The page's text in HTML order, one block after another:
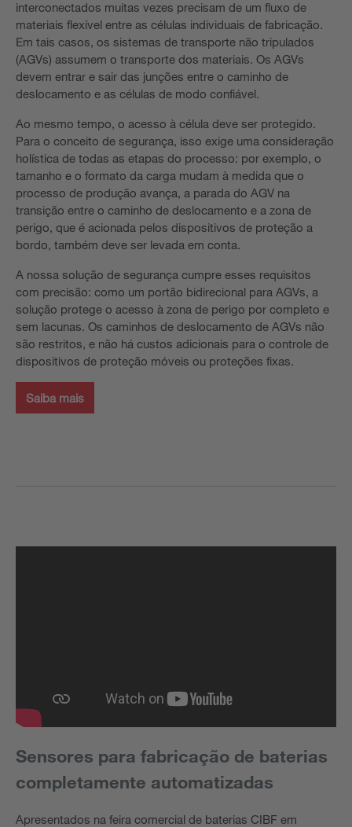
interconectados muitas vezes precisam de um fluxo de
materiais flexível entre as células individuais de fabricação.
Em tais casos, os sistemas de transporte não tripulados
(AGVs) assumem o transporte dos materiais. Os AGVs
devem entrar e sair das junções entre o caminho de
deslocamento e as células de modo confiável.
Ao mesmo tempo, o acesso à célula deve ser protegido.
Para o conceito de segurança, isso exige uma consideração
holística de todas as etapas do processo: por exemplo, o
tamanho e o formato da carga mudam à medida que o
processo de produção avança, a parada do AGV na
transição entre o caminho de deslocamento e a zona de
perigo, que é acionada pelos dispositivos de proteção a
bordo, também deve ser levada em conta.
A nossa solução de segurança cumpre esses requisitos
com precisão: como um portão bidirecional para AGVs, a
solução protege o acesso à zona de perigo por completo e
sem lacunas. Os caminhos de deslocamento de AGVs não
são restritos, e não há custos adicionais para o controle de
dispositivos de proteção móveis ou proteções fixas.
Saiba mais
Sensores para fabricação de baterias
completamente automatizadas
Apresentados na feira comercial de baterias CIBF em